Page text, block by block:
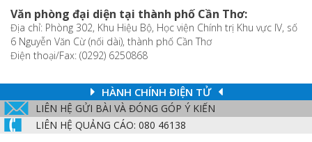
Văn phòng đại diện tại thành phố Cần Thơ:
Địa chỉ: Phòng 302, Khu Hiệu Bộ, Học viện Chính trị Khu vực IV, số
6 Nguyễn Văn Cừ (nối dài), thành phố Cần Thơ
Điện thoại/Fax: (0292) 6250868
HÀNH CHÍNH ĐIỆN TỬ
LIÊN HỆ GỬI BÀI VÀ ĐÓNG GÓP Ý KIẾN
LIÊN HỆ QUẢNG CÁO: 080 46138